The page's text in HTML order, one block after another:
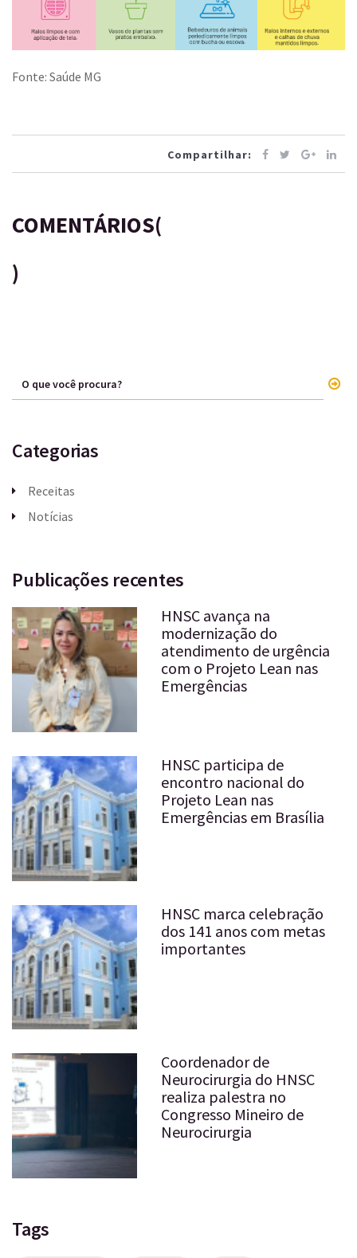
Fonte: Saúde MG
Compartilhar:
COMENTÁRIOS(
)
Categorias
Receitas
Notícias
Publicações recentes
HNSC avança na
modernização do
atendimento de urgência
com o Projeto Lean nas
Emergências
HNSC participa de
encontro nacional do
Projeto Lean nas
Emergências em Brasília
HNSC marca celebração
dos 141 anos com metas
importantes
Coordenador de
Neurocirurgia do HNSC
realiza palestra no
Congresso Mineiro de
Neurocirurgia
Tags